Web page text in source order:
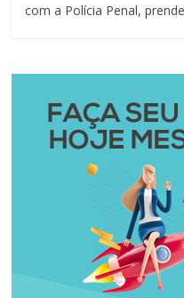
com a Polícia Penal,